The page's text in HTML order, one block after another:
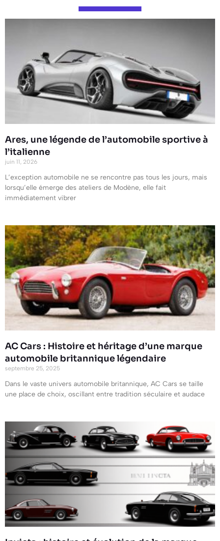
Ares, une légende de l’automobile sportive à
l’italienne
juin 11, 2026
L’exception automobile ne se rencontre pas tous les jours, mais
lorsqu’elle émerge des ateliers de Modène, elle fait
immédiatement vibrer
AC Cars : Histoire et héritage d’une marque
automobile britannique légendaire
septembre 25, 2025
Dans le vaste univers automobile britannique, AC Cars se taille
une place de choix, oscillant entre tradition séculaire et audace